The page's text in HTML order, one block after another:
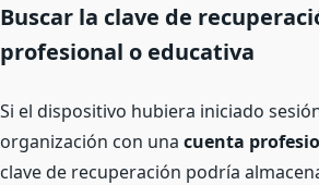
Buscar la clave de
profesional o educativa
Si el dispositivo hubiera iniciado
organización con una cuenta
clave de recuperación podría